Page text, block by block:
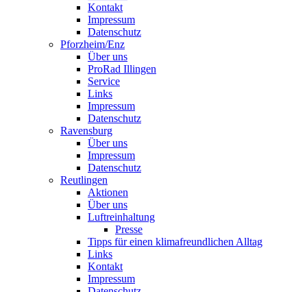
Kontakt
Impressum
Datenschutz
Pforzheim/Enz
Über uns
ProRad Illingen
Service
Links
Impressum
Datenschutz
Ravensburg
Über uns
Impressum
Datenschutz
Reutlingen
Aktionen
Über uns
Luftreinhaltung
Presse
Tipps für einen klimafreundlichen Alltag
Links
Kontakt
Impressum